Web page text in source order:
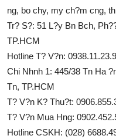
ng, bo chy, my ch?m cng,
Tr? S?: 51 L?y Bn Bch,
TP.HCM
Hotline T? V?n:
Chi Nhnh 1: 445/38 Tn Ha
Tn, TP.HCM
T? V?n K? Thu?t:
T? V?n Mua Hng:
Hotline CSKH: (028)